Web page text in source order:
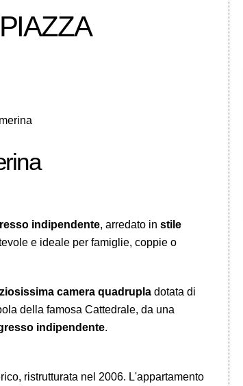
indipendente, arredato in stile
e ideale per famiglie, coppie o
camera quadrupla dotata di
della famosa Cattedrale, da una
indipendente.
ristrutturata nel 2006. L'appartamento